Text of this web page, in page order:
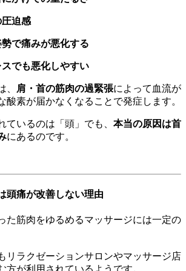
迫感
で痛みが悪化する
でも悪化しやすい
、 肩・首の筋肉の過緊張によって血流が
酸素が届かなくなることで発症します。
ているのは「頭」でも、 本当の原因は首
にあるのです。
頭痛が改善しない理由
た筋肉をゆるめるマッサージには一定の
リラクゼーションサロンやマッサージ店
方が利用されているようです。